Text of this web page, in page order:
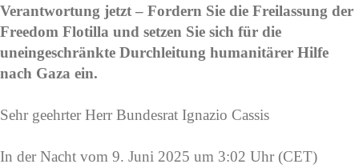
Verantwortung jetzt – Fordern Sie die Freilassung der
Freedom Flotilla und setzen Sie sich für die
uneingeschränkte Durchleitung humanitärer Hilfe
nach Gaza ein.
Sehr geehrter Herr Bundesrat Ignazio Cassis
In der Nacht vom 9. Juni 2025 um 3:02 Uhr (CET)